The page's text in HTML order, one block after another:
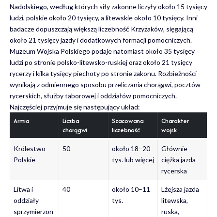
Nadolskiego, według których siły zakonne liczyły około 15 tysięcy
ludzi, polskie około 20 tysięcy, a litewskie około 10 tysięcy. Inni
badacze dopuszczają większą liczebność Krzyżaków, sięgającą
około 21 tysięcy jazdy i dodatkowych formacji pomocniczych.
Muzeum Wojska Polskiego podaje natomiast około 35 tysięcy
ludzi po stronie polsko-litewsko-ruskiej oraz około 21 tysięcy
rycerzy i kilka tysięcy piechoty po stronie zakonu. Rozbieżności
wynikają z odmiennego sposobu przeliczania chorągwi, pocztów
rycerskich, służby taborowej i oddziałów pomocniczych.
Najczęściej przyjmuje się następujący układ:
Armia
Liczba
chorągwi
Szacowana
liczebność
Charakter
wojsk
Królestwo
Polskie
50
około 18–20
tys. lub więcej
Głównie
ciężka jazda
rycerska
Litwa i
oddziały
sprzymierzon
40
około 10–11
tys.
Lżejsza jazda
litewska,
ruska,